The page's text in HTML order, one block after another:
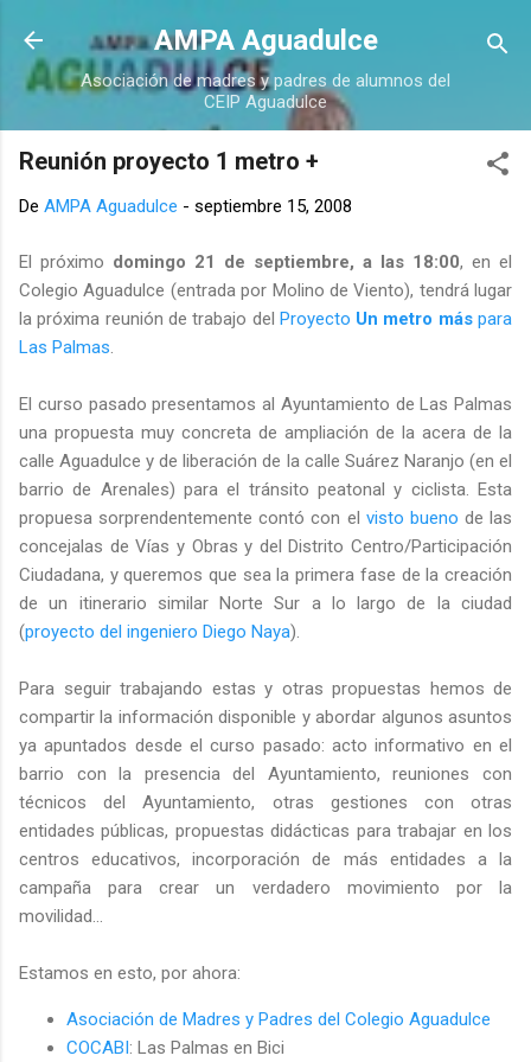
Ir al contenido principal
AMPA Aguadulce
Asociación de madres y padres de alumnos del
CEIP Aguadulce
Reunión proyecto 1 metro +
De AMPA Aguadulce - septiembre 15, 2008
El próximo domingo 21 de septiembre, a las 18:00, en el
Colegio Aguadulce (entrada por Molino de Viento), tendrá lugar
la próxima reunión de trabajo del Proyecto Un metro máspara
Las Palmas
El curso pasado presentamos al Ayuntamiento de Las Palmas
una propuesta muy concreta de ampliación de la acera de la
calle Aguadulce y de liberación de la calle Suárez Naranjo (en el
barrio de Arenales) para el tránsito peatonal y ciclista. Esta
propuesa sorprendentemente contó con el visto bueno de las
concejalas de Vías y Obras y del Distrito Centro/Participación
Ciudadana, y queremos que sea la primera fase de la creación
de un itinerario similar Norte Sur a lo largo de la ciudad
(proyecto del ingeniero Diego Naya).
Para seguir trabajando estas y otras propuestas hemos de
compartir la información disponible y abordar algunos asuntos
ya apuntados desde el curso pasado: acto informativo en el
barrio con la presencia del Ayuntamiento, reuniones con
técnicos del Ayuntamiento, otras gestiones con otras
entidades públicas, propuestas didácticas para trabajar en los
centros educativos, incorporación de más entidades a la
campaña para crear un verdadero movimiento por la
movilidad...
Estamos en esto, por ahora:
Asociación de Madres y Padres del Colegio Aguadulce
COCABI: Las Palmas en Bici